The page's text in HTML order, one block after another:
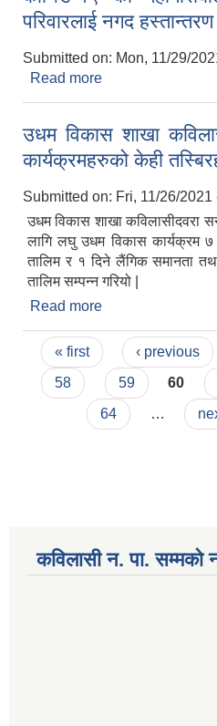
गरियो |
परिवारलाई नगद
Submitted on: Mon, 11/29/
Read more
उधम विकास शाखा
कार्यक्रमहरुको केही
Submitted on: Fri, 11/26/2021
उधम विकास शाखा कविलासीदवरा
लागि लघु उधम विकास कार्यक्रम
तालिम र १ दिने लैंगिक समानता
तालिम सम्पन्न गरियो |
Read more
Pages
« first ‹ previous
58
59 60
64
…
कविलासी न. पा. सम्मकाे